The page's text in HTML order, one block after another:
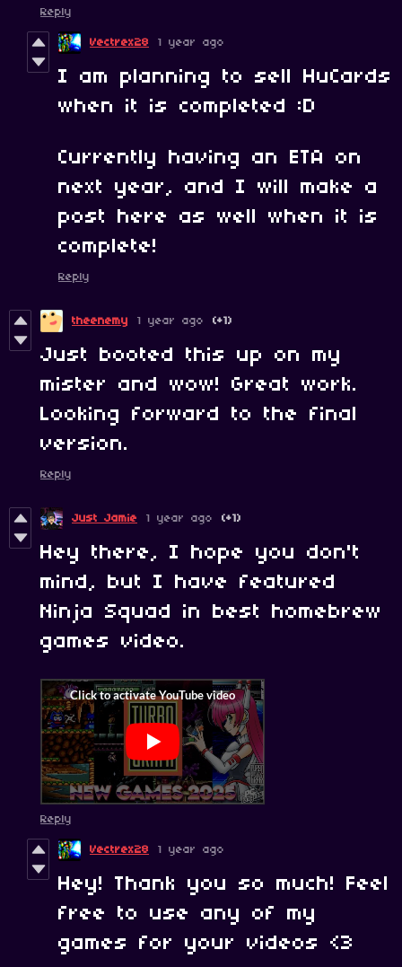
Reply
Vectrex28 1 year ago
I am planning to sell HuCards
when it is completed :D
Currently having an ETA on
next year, and I will make a
post here as well when it is
complete!
Reply
theenemy 1 year ago (+1)
Just booted this up on my
mister and wow! Great work.
Looking forward to the final
version.
Reply
Just Jamie 1 year ago (+1)
Hey there, I hope you don't
mind, but I have featured
Ninja Squad in best homebrew
games video.
Reply
Vectrex28 1 year ago
Hey! Thank you so much! Feel
free to use any of my
games for your videos <3